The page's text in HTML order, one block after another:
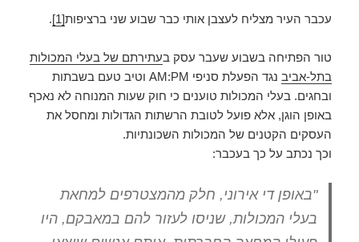
עכבר העיר מצליח לעצבן אותי כבר שבוע שני ברציפות[1]
.
טור הפתיחה בשבוע שעבר עסק בעתירתם של בעלי המכולות
בתל-אביב
נגד הפעלת סניפי AM:PM וטיב טעם בשבתות
ובחגים. בעלי המכולות טוענים כי חוק שעות המנוחה לא נאכף
באופן הוגן, אלא פועל לטובת הרשתות הגדולות ומחסל את
העסקים הקטנים של המכולות השכונתיות.
וכך נכתב על כך בעכבר:
"באופן די אירוני, חלק מהמצטרפים למחאת
בעלי המכולות, שניסו לעזור להם במאבקם, היו